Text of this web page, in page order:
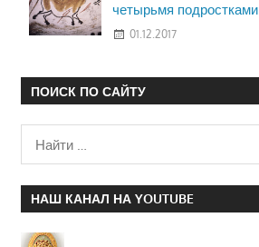
четырьмя подростками
01.12.2017
ПОИСК ПО САЙТУ
НАШ КАНАЛ НА YOUTUBE